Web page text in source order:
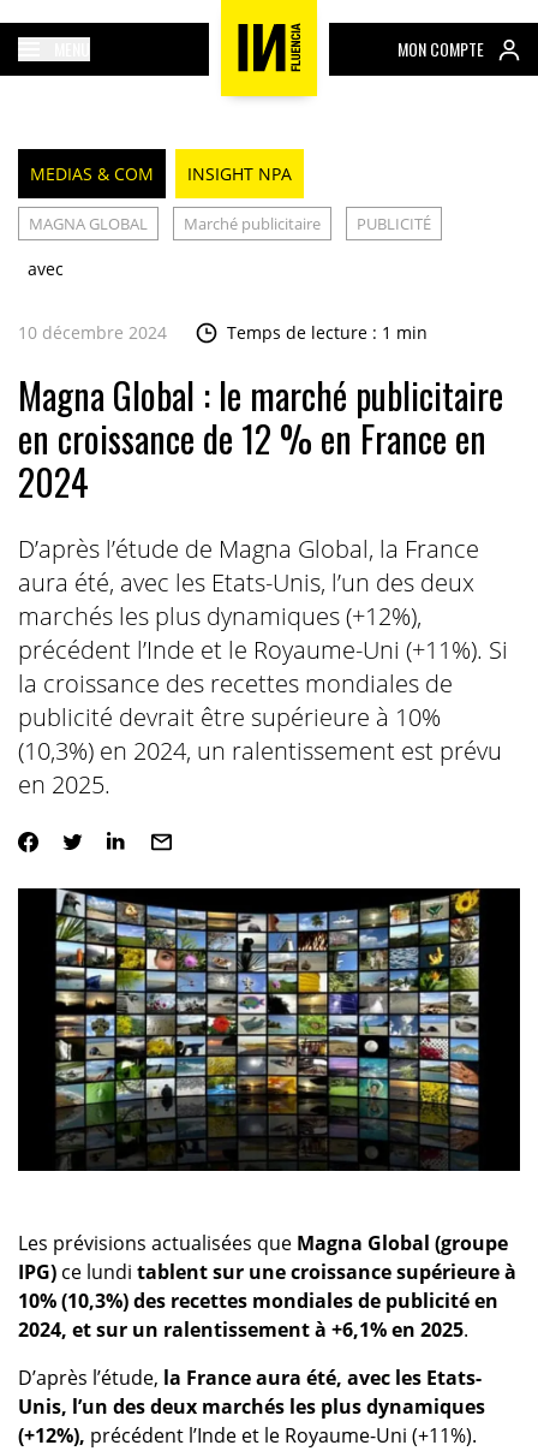
MON COMPTE
MEDIAS & COM INSIGHT NPA
MAGNA GLOBAL Marché publicitaire PUBLICITÉ
avec
10 décembre 2024 Temps de lecture : 1 min
Magna Global : le marché publicitaire
en croissance de 12 % en France en
2024
D’après l’étude de Magna Global, la France
aura été, avec les Etats-Unis, l’un des deux
marchés les plus dynamiques (+12%),
précédent l’Inde et le Royaume-Uni (+11%). Si
la croissance des recettes mondiales de
publicité devrait être supérieure à 10%
(10,3%) en 2024, un ralentissement est prévu
en 2025.
Les prévisions actualisées que Magna Global (groupe
IPG)ce lundi tablent sur une croissance supérieure à
10% (10,3%) des recettes mondiales de publicité en
2024, et sur un ralentissement à +6,1% en 2025.
D’après l’étude, la France aura été, avec les Etats-
Unis, l’un des deux marchés les plus dynamiques
(+12%), précédent l’Inde et le Royaume-Uni (+11%).